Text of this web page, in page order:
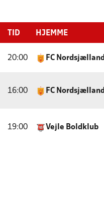
TID HJEMME
20:00 FC Nordsjælland
16:00 FC Nordsjælland
19:00 Vejle Boldklub